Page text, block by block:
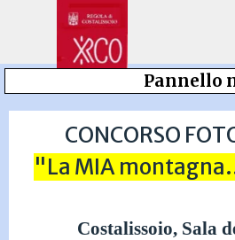
Salta menù
Pannello
CONCORSO
"La MIA
Costalissoio, Sala